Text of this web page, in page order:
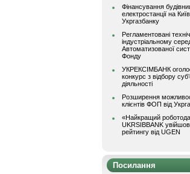
Фінансування
електростанції на
Укргазбанку
Регламентовані
індустріальному
Автоматизованої
Фонду
УКРЕКСІМБАНК
конкурс з відбору
діяльності
Розширення
клієнтів ФОП від
«Найкращий
UKRSIBBANK
рейтингу від UGEN
Посилання